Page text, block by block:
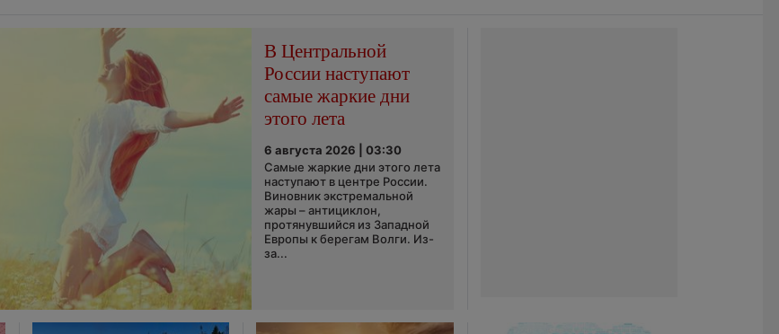
В Центральной
России наступают
самые жаркие дни
этого лета
6 августа 2026 | 03:30
Самые жаркие дни этого лета
наступают в центре России.
Виновник экстремальной
жары – антициклон,
протянувшийся из Западной
Европы к берегам Волги. Из-
за...